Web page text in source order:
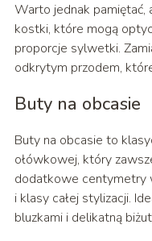
Warto jednak pamiętać,
kostki, które mogą
proporcje sylwetki.
odkrytym przodem,
Buty na obcasie
Buty na obcasie to
ołówkowej, który
dodatkowe centymetry
i klasy całej stylizacji.
bluzkami i delikatną